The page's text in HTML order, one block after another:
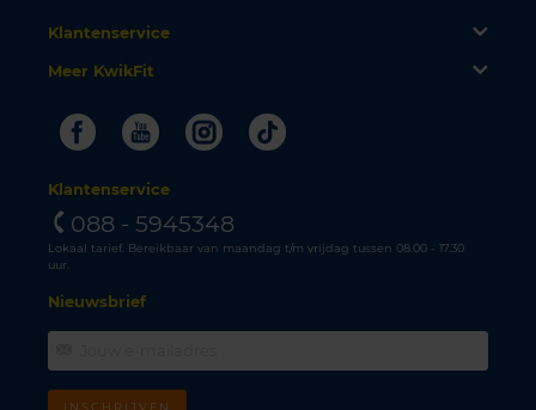
Klantenservice
Meer KwikFit
FacebookYoutubeInstagram
Tiktok
Klantenservice
088 - 5945348
Lokaal tarief. Bereikbaar van maandag t/m vrijdag tussen 08.00 - 17.30
uur.
Nieuwsbrief
INSCHRIJVEN